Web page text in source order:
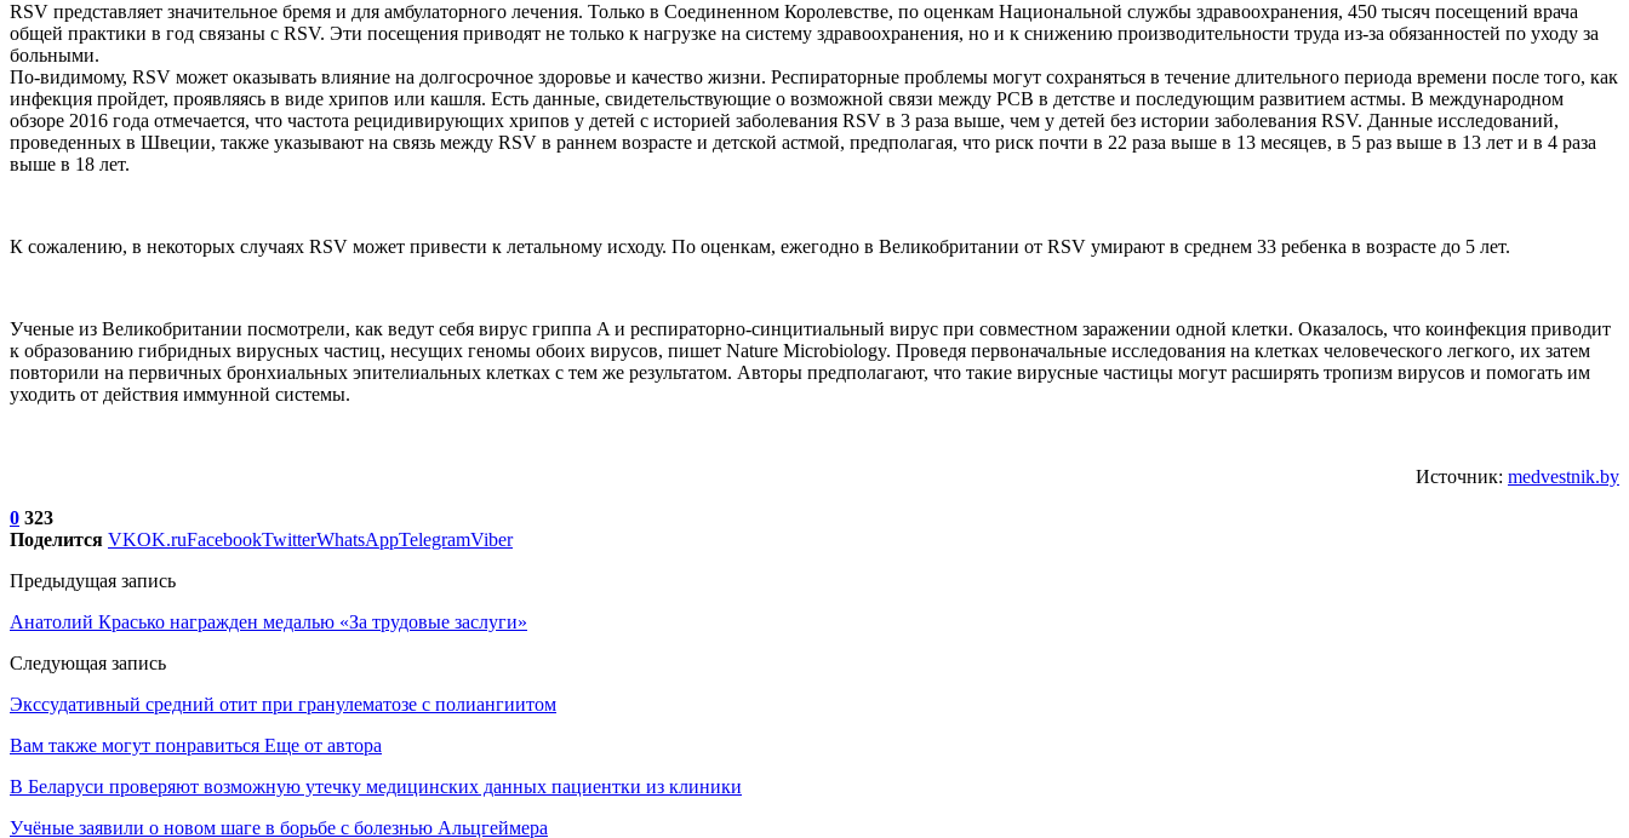
RSV представляет значительное бремя и для амбулаторного лечения. Только в Соединенном Королевстве, по оценкам Национальной службы здравоохранения, 450 тысяч посещений врача
общей практики в год связаны с RSV. Эти посещения приводят не только к нагрузке на систему здравоохранения, но и к снижению производительности труда из-за обязанностей по уходу за
больными.
По-видимому, RSV может оказывать влияние на долгосрочное здоровье и качество жизни. Респираторные проблемы могут сохраняться в течение длительного периода времени после того, как
инфекция пройдет, проявляясь в виде хрипов или кашля. Есть данные, свидетельствующие о возможной связи между РСВ в детстве и последующим развитием астмы. В международном
обзоре 2016 года отмечается, что частота рецидивирующих хрипов у детей с историей заболевания RSV в 3 раза выше, чем у детей без истории заболевания RSV. Данные исследований,
проведенных в Швеции, также указывают на связь между RSV в раннем возрасте и детской астмой, предполагая, что риск почти в 22 раза выше в 13 месяцев, в 5 раз выше в 13 лет и в 4 раза
выше в 18 лет.
К сожалению, в некоторых случаях RSV может привести к летальному исходу. По оценкам, ежегодно в Великобритании от RSV умирают в среднем 33 ребенка в возрасте до 5 лет.
Ученые из Великобритании посмотрели, как ведут себя вирус гриппа A и респираторно-синцитиальный вирус при совместном заражении одной клетки. Оказалось, что коинфекция приводит
к образованию гибридных вирусных частиц, несущих геномы обоих вирусов, пишет Nature Microbiology. Проведя первоначальные исследования на клетках человеческого легкого, их затем
повторили на первичных бронхиальных эпителиальных клетках с тем же результатом. Авторы предполагают, что такие вирусные частицы могут расширять тропизм вирусов и помогать им
уходить от действия иммунной системы.
Источник: medvestnik.by
0 323
Поделится VKOK.ruFacebookTwitterWhatsAppTelegramViber
Предыдущая запись
Анатолий Красько награжден медалью «За трудовые заслуги»
Следующая запись
Экссудативный средний отит при гранулематозе с полиангиитом
Вам также могут понравиться Еще от автора
В Беларуси проверяют возможную утечку медицинских данных пациентки из клиники
Учёные заявили о новом шаге в борьбе с болезнью Альцгеймера